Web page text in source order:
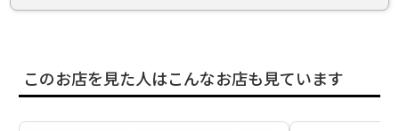
このお店を見た人はこんなお店も見ています